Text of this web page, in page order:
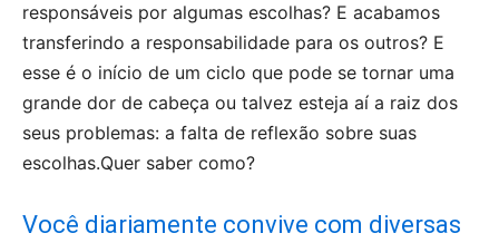
responsáveis por algumas escolhas? E acabamos
transferindo a responsabilidade para os outros? E
esse é o início de um ciclo que pode se tornar uma
grande dor de cabeça ou talvez esteja aí a raiz dos
seus problemas: a falta de reflexão sobre suas
escolhas.Quer saber como?
Você diariamente convive com diversas